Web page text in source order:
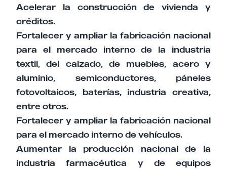
Acelerar la construcción de vivienda y
créditos.
Fortalecer y ampliar la fabricación nacional
para el mercado interno de la industria
textil, del calzado, de muebles, acero y
aluminio, semiconductores, páneles
fotovoltaicos, baterías, industria creativa,
entre otros.
Fortalecer y ampliar la fabricación nacional
para el mercado interno de vehículos.
Aumentar la producción nacional de la
industria farmacéutica y de equipos